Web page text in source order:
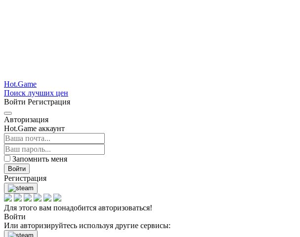
Hot.Game
Поиск лучших цен
Войти Регистрация
Авторизация
Hot.Game аккаунт
Запомнить меня
Войти
Регистрация
Для этого вам понадобится авторизоваться!
Войти
Или авторизируйтесь используя другие сервисы: